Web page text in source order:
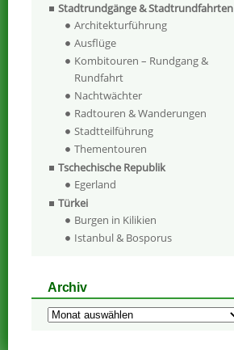
Stadtrundgänge & Stadtrundfahrten
Architekturführung
Ausflüge
Kombitouren – Rundgang &
Rundfahrt
Nachtwächter
Radtouren & Wanderungen
Stadtteilführung
Thementouren
Tschechische Republik
Egerland
Türkei
Burgen in Kilikien
Istanbul & Bosporus
Archiv
Archiv